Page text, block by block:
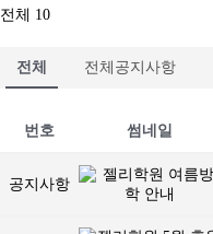
전체 10
전체 전체공지사항
번호 썸네일
공지사항